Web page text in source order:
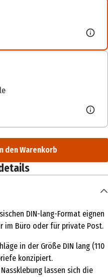
den Warenkorb
DIN-lang-Format eignen
im Büro oder für private Post.
in der Größe DIN lang (110
konzipiert.
lassen sich die